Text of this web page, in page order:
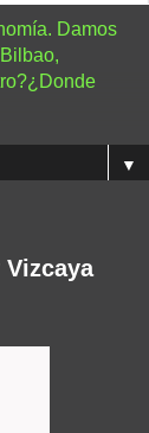
Damos
▼